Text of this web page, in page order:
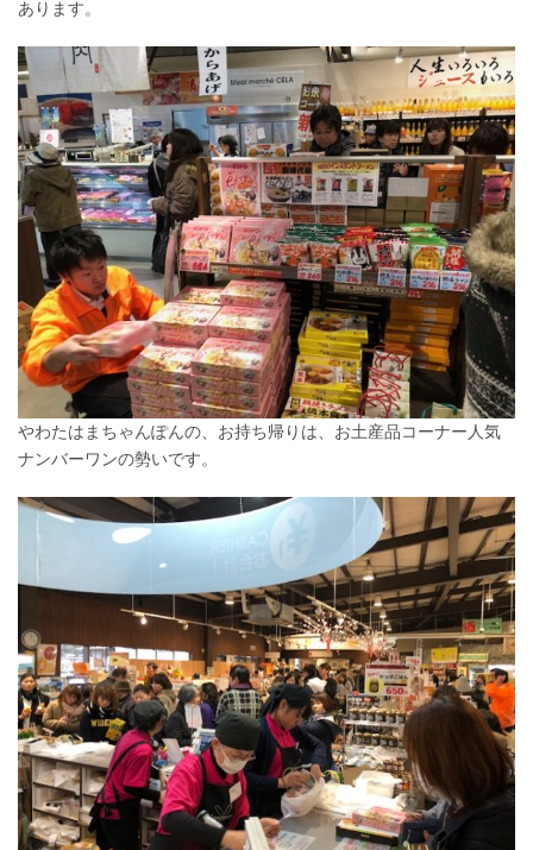
あります。
やわたはまちゃんぽんの、お持ち帰りは、お土産品コーナー人気
ナンバーワンの勢いです。